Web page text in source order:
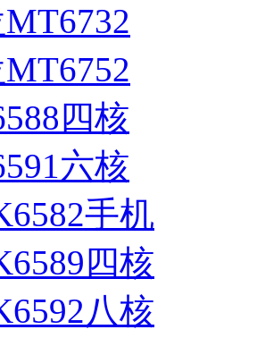
四核
六核
手机
四核
八核